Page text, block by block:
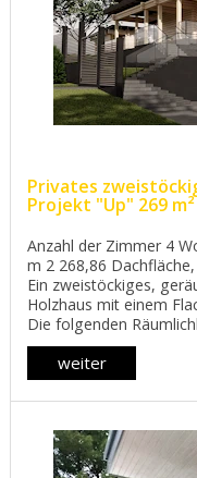
Privates
Projekt "Up" 269 m²
Anzahl der Zimmer 4
m 2 268,86
Ein zweistöckiges,
Holzhaus mit einem
Die folgenden
weiter